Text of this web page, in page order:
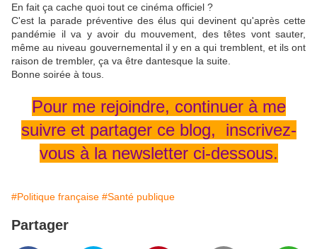
En fait ça cache quoi tout ce cinéma officiel ?
C'est la parade préventive des élus qui devinent qu'après cette
pandémie il va y avoir du mouvement, des têtes vont sauter,
même au niveau gouvernemental il y en a qui tremblent, et ils ont
raison de trembler, ça va être dantesque la suite.
Bonne soirée à tous.
Pour me rejoindre, continuer à me
suivre et partager ce blog, inscrivez-
vous à la newsletter ci-dessous.
#Politique française #Santé publique
Partager